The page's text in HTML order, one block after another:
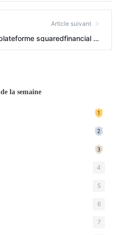
Article suivant
squaredfinancial ?
ai contactés pour la derniè
la semaine
4
5
6
7